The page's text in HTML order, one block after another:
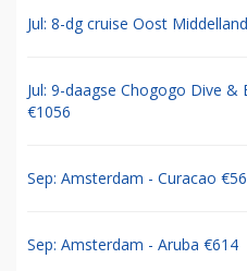
Jul: 8-dg cruise Oost
Jul: 9-daagse Chogogo Dive &
€1056
Sep: Amsterdam - Curacao
Sep: Amsterdam - Aruba €614